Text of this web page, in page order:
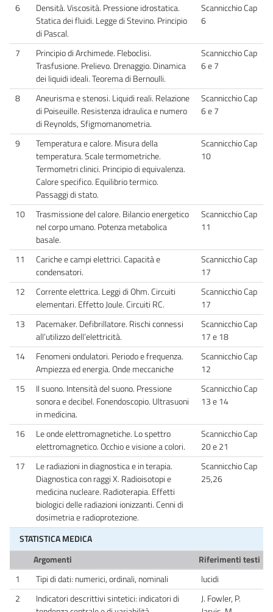
6
Densità. Viscosità. Pressione idrostatica.
Statica dei fluidi. Legge di Stevino. Principio
di Pascal.
Scannicchio Cap
6
7
Principio di Archimede. Fleboclisi.
Trasfusione. Prelievo. Drenaggio. Dinamica
dei liquidi ideali. Teorema di Bernoulli.
Scannicchio Cap
6 e 7
8
Aneurisma e stenosi. Liquidi reali. Relazione
di Poiseuille. Resistenza idraulica e numero
di Reynolds, Sfigmomanometria.
Scannicchio Cap
6 e 7
9
Temperatura e calore. Misura della
temperatura. Scale termometriche.
Termometri clinici. Principio di equivalenza.
Calore specifico. Equilibrio termico.
Passaggi di stato.
Scannicchio Cap
10
10
Trasmissione del calore. Bilancio energetico
nel corpo umano. Potenza metabolica
basale.
Scannicchio Cap
11
11
Cariche e campi elettrici. Capacità e
condensatori.
Scannicchio Cap
17
12
Corrente elettrica. Leggi di Ohm. Circuiti
elementari. Effetto Joule. Circuiti RC.
Scannicchio Cap
17
13
Pacemaker. Defibrillatore. Rischi connessi
all’utilizzo dell’elettricità.
Scannicchio Cap
17 e 18
14
Fenomeni ondulatori. Periodo e frequenza.
Ampiezza ed energia. Onde meccaniche
Scannicchio Cap
12
15
Il suono. Intensità del suono. Pressione
sonora e decibel. Fonendoscopio. Ultrasuoni
in medicina.
Scannicchio Cap
13 e 14
16
Le onde elettromagnetiche. Lo spettro
elettromagnetico. Occhio e visione a colori.
Scannicchio Cap
20 e 21
17
Le radiazioni in diagnostica e in terapia.
Diagnostica con raggi X. Radioisotopi e
medicina nucleare. Radioterapia. Effetti
biologici delle radiazioni ionizzanti. Cenni di
dosimetria e radioprotezione.
Scannicchio Cap
25,26
STATISTICA MEDICA
Argomenti
Riferimenti testi
1
Tipi di dati: numerici, ordinali, nominali
lucidi
2
Indicatori descrittivi sintetici: indicatori di
J. Fowler, P.